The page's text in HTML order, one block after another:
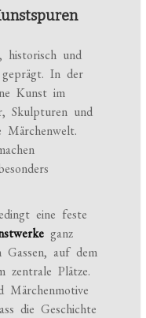
historisch und
In der
Kunst im
Skulpturen und
Märchenwelt.
eine feste
ganz
Gassen, auf dem
zentrale Plätze.
Märchenmotive
die Geschichte